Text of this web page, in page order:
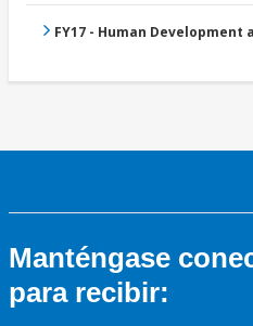
FY17 - Human Development
Manténgase
para recibir: